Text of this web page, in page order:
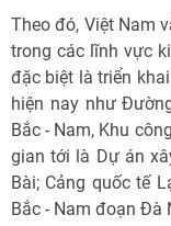
Theo đó, Việt Nam
trong các lĩnh vực
đặc biệt là triển
hiện nay như
Bắc - Nam, Khu
gian tới là Dự án
Bài; Cảng quốc tế
Bắc - Nam đoạn Đà